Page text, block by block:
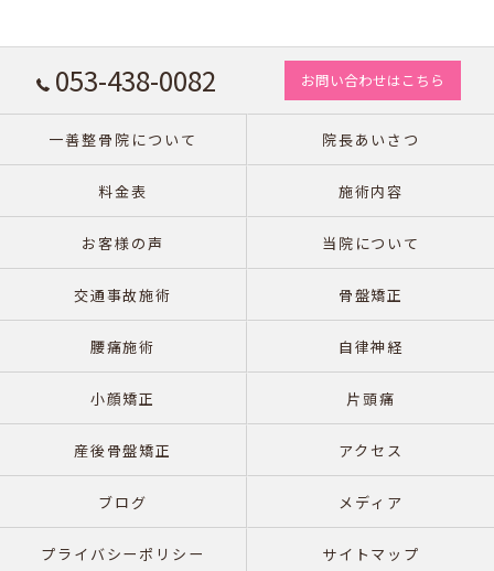
053-438-0082 お問い合わせはこちら
一善整骨院について 院長あいさつ
料金表 施術内容
お客様の声 当院について
交通事故施術 骨盤矯正
腰痛施術 自律神経
小顔矯正 片頭痛
産後骨盤矯正 アクセス
ブログ メディア
プライバシーポリシー サイトマップ